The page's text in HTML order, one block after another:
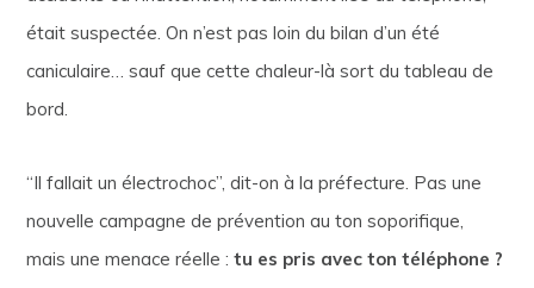
était suspectée. On n’est pas loin du bilan d’un été
caniculaire… sauf que cette chaleur-là sort du tableau de
bord.
“Il fallait un électrochoc”, dit-on à la préfecture. Pas une
nouvelle campagne de prévention au ton soporifique,
mais une menace réelle :tu es pris avec ton téléphone ?